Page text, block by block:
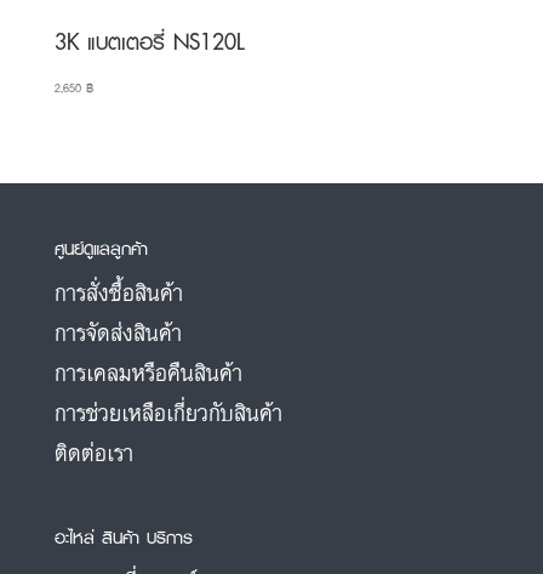
3K แบตเตอรี่ NS120L
2,650 ฿
ศูนย์ดูแลลูกค้า
การสั่งซื้อสินค้า
การจัดส่งสินค้า
การเคลมหรือคืนสินค้า
การช่วยเหลือเกี่ยวกับสินค้า
ติดต่อเรา
อะไหล่ สินค้า บริการ